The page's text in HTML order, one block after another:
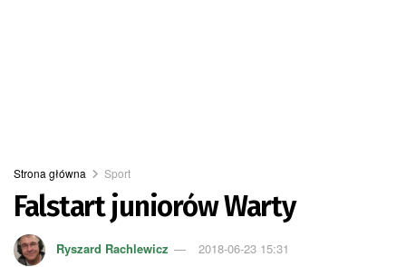
Strona główna Sport
Falstart juniorów Warty
Ryszard Rachlewicz 2018-06-23 15:31